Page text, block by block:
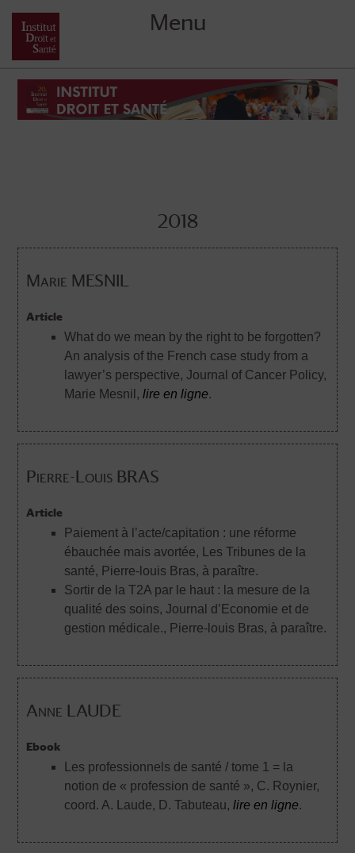
Menu
content
2018
Marie MESNIL
Article
What do we mean by the right to be forgotten?
An analysis of the French case study from a
lawyer’s perspective, Journal of Cancer Policy,
Marie Mesnil,lire en ligne.
Pierre-Louis BRAS
Article
Paiement à l’acte/capitation : une réforme
ébauchée mais avortée, Les Tribunes de la
santé, Pierre-louis Bras, à paraître.
Sortir de la T2A par le haut : la mesure de la
qualité des soins, Journal d’Economie et de
gestion médicale., Pierre-louis Bras, à paraître.
Anne LAUDE
Ebook
Les professionnels de santé / tome 1 = la
notion de « profession de santé », C. Roynier,
coord. A. Laude, D. Tabuteau,lire en ligne.